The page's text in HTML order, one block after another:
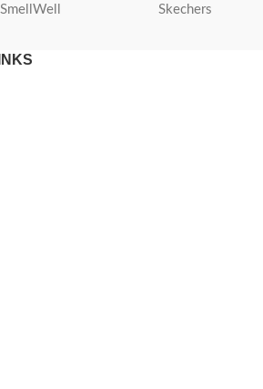
SmellWell Skechers